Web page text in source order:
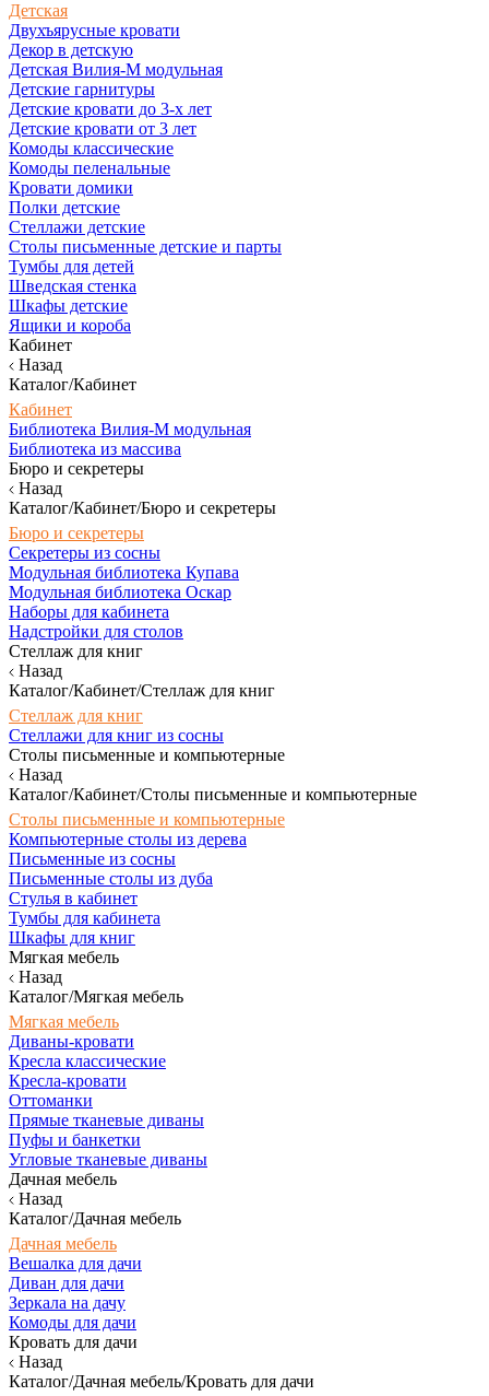
Детская
Двухъярусные кровати
Декор в детскую
Детская Вилия-М модульная
Детские гарнитуры
Детские кровати до 3-х лет
Детские кровати от 3 лет
Комоды классические
Комоды пеленальные
Кровати домики
Полки детские
Стеллажи детские
Столы письменные детские и парты
Тумбы для детей
Шведская стенка
Шкафы детские
Ящики и короба
Кабинет
Назад
Каталог/Кабинет
Кабинет
Библиотека Вилия-М модульная
Библиотека из массива
Бюро и секретеры
Назад
Каталог/Кабинет/Бюро и секретеры
Бюро и секретеры
Секретеры из сосны
Модульная библиотека Купава
Модульная библиотека Оскар
Наборы для кабинета
Надстройки для столов
Стеллаж для книг
Назад
Каталог/Кабинет/Стеллаж для книг
Стеллаж для книг
Стеллажи для книг из сосны
Столы письменные и компьютерные
Назад
Каталог/Кабинет/Столы письменные и компьютерные
Столы письменные и компьютерные
Компьютерные столы из дерева
Письменные из сосны
Письменные столы из дуба
Стулья в кабинет
Тумбы для кабинета
Шкафы для книг
Мягкая мебель
Назад
Каталог/Мягкая мебель
Мягкая мебель
Диваны-кровати
Кресла классические
Кресла-кровати
Оттоманки
Прямые тканевые диваны
Пуфы и банкетки
Угловые тканевые диваны
Дачная мебель
Назад
Каталог/Дачная мебель
Дачная мебель
Вешалка для дачи
Диван для дачи
Зеркала на дачу
Комоды для дачи
Кровать для дачи
Назад
Каталог/Дачная мебель/Кровать для дачи